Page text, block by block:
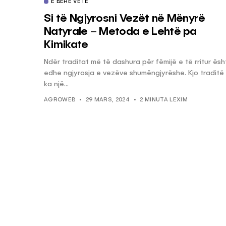
E BËRË VETË
Si të Ngjyrosni Vezët në Mënyrë
Natyrale – Metoda e Lehtë pa
Kimikate
Ndër traditat më të dashura për fëmijë e të rritur
edhe ngjyrosja e vezëve shumëngjyrëshe. Kjo traditë
ka një...
AGROWEB 29 MARS, 2024 2 MINUTA LEXIM